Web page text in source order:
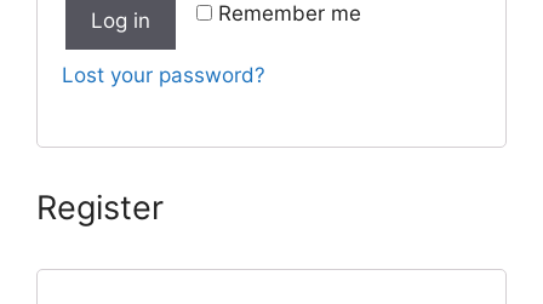
Remember me
Log in
Lost your password?
Register